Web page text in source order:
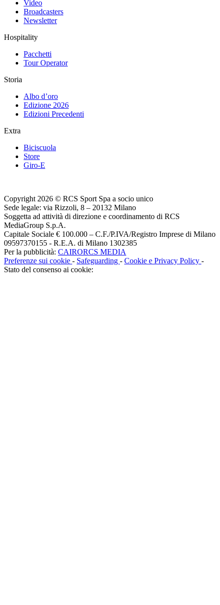
Video
Broadcasters
Newsletter
Hospitality
Pacchetti
Tour Operator
Storia
Albo d’oro
Edizione 2026
Edizioni Precedenti
Extra
Biciscuola
Store
Giro-E
Copyright 2026 © RCS Sport Spa a socio unico
Sede legale: via Rizzoli, 8 – 20132 Milano
Soggetta ad attività di direzione e coordinamento di RCS
MediaGroup S.p.A.
Capitale Sociale € 100.000 – C.F./P.IVA/Registro Imprese di Milano
09597370155 - R.E.A. di Milano 1302385
Per la pubblicità: CAIRORCS MEDIA
Preferenze sui cookie - Safeguarding - Cookie e Privacy Policy -
Stato del consenso ai cookie: